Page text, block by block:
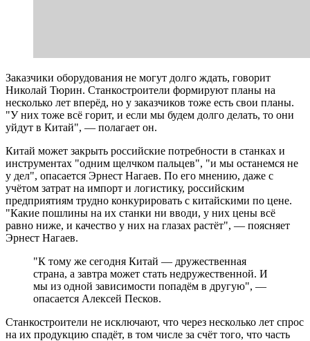
Заказчики оборудования не могут долго ждать, говорит
Николай Тюрин. Станкостроители формируют планы на
несколько лет вперёд, но у заказчиков тоже есть свои планы.
"У них тоже всё горит, и если мы будем долго делать, то они
уйдут в Китай", — полагает он.
Китай может закрыть российские потребности в станках и
инструментах "одним щелчком пальцев", "и мы останемся не
у дел", опасается Эрнест Нагаев. По его мнению, даже с
учётом затрат на импорт и логистику, российским
предприятиям трудно конкурировать с китайскими по цене.
"Какие пошлины на их станки ни вводи, у них цены всё
равно ниже, и качество у них на глазах растёт", — поясняет
Эрнест Нагаев.
"К тому же сегодня Китай — дружественная
страна, а завтра может стать недружественной. И
мы из одной зависимости попадём в другую", —
опасается Алексей Песков.
Станкостроители не исключают, что через несколько лет спрос
на их продукцию спадёт, в том числе за счёт того, что часть